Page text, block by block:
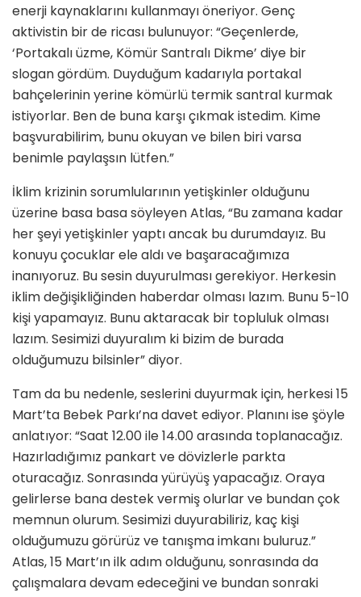
enerji kaynaklarını kullanmayı öneriyor. Genç
aktivistin bir de ricası bulunuyor: “Geçenlerde,
‘Portakalı üzme, Kömür Santralı Dikme’ diye bir
slogan gördüm. Duyduğum kadarıyla portakal
bahçelerinin yerine kömürlü termik santral kurmak
istiyorlar. Ben de buna karşı çıkmak istedim. Kime
başvurabilirim, bunu okuyan ve bilen biri varsa
benimle paylaşsın lütfen.”
İklim krizinin sorumlularının yetişkinler olduğunu
üzerine basa basa söyleyen Atlas, “Bu zamana kadar
her şeyi yetişkinler yaptı ancak bu durumdayız. Bu
konuyu çocuklar ele aldı ve başaracağımıza
inanıyoruz. Bu sesin duyurulması gerekiyor. Herkesin
iklim değişikliğinden haberdar olması lazım. Bunu 5-10
kişi yapamayız. Bunu aktaracak bir topluluk olması
lazım. Sesimizi duyuralım ki bizim de burada
olduğumuzu bilsinler” diyor.
Tam da bu nedenle, seslerini duyurmak için, herkesi 15
Mart’ta Bebek Parkı’na davet ediyor. Planını ise şöyle
anlatıyor: “Saat 12.00 ile 14.00 arasında toplanacağız.
Hazırladığımız pankart ve dövizlerle parkta
oturacağız. Sonrasında yürüyüş yapacağız. Oraya
gelirlerse bana destek vermiş olurlar ve bundan çok
memnun olurum. Sesimizi duyurabiliriz, kaç kişi
olduğumuzu görürüz ve tanışma imkanı buluruz.”
Atlas, 15 Mart’ın ilk adım olduğunu, sonrasında da
çalışmalara devam edeceğini ve bundan sonraki